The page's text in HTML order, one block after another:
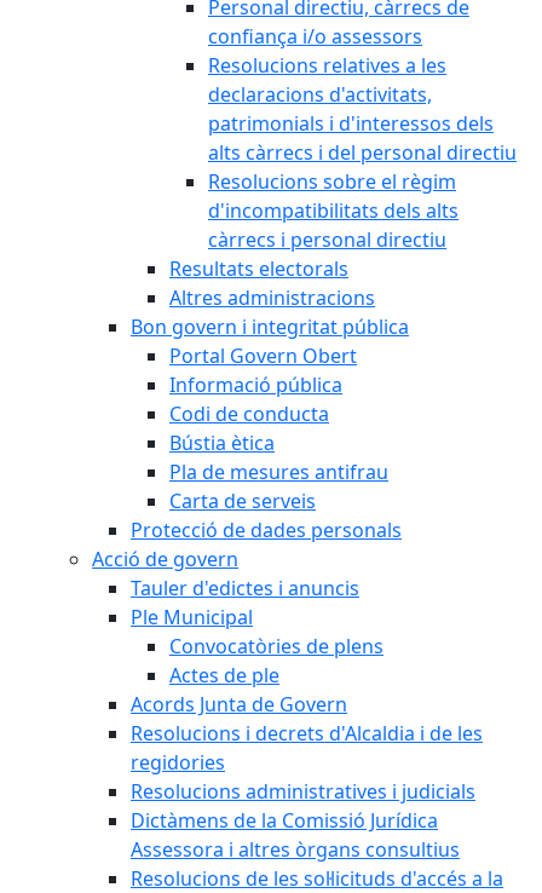
Personal directiu, càrrecs de
confiança i/o assessors
Resolucions relatives a les
declaracions d'activitats,
patrimonials i d'interessos dels
alts càrrecs i del personal directiu
Resolucions sobre el règim
d'incompatibilitats dels alts
càrrecs i personal directiu
Resultats electorals
Altres administracions
Bon govern i integritat pública
Portal Govern Obert
Informació pública
Codi de conducta
Bústia ètica
Pla de mesures antifrau
Carta de serveis
Protecció de dades personals
Acció de govern
Tauler d'edictes i anuncis
Ple Municipal
Convocatòries de plens
Actes de ple
Acords Junta de Govern
Resolucions i decrets d'Alcaldia i de les
regidories
Resolucions administratives i judicials
Dictàmens de la Comissió Jurídica
Assessora i altres òrgans consultius
Resolucions de les sol·licituds d'accés a la